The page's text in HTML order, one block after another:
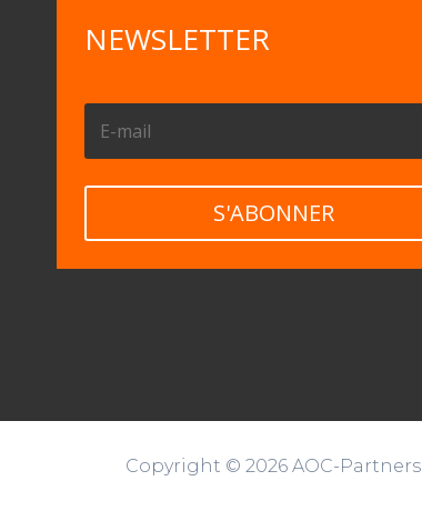
NEWSLETTER
S'ABONNER
Copyright © 2026 AOC-Partners